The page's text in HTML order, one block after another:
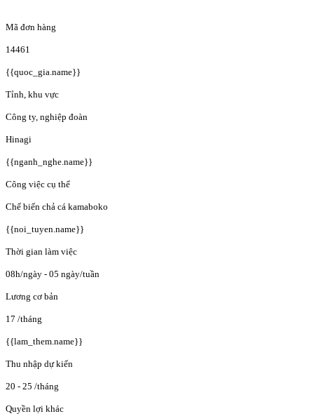
Mã đơn hàng
14461
{{quoc_gia.name}}
Tỉnh, khu vực
Công ty, nghiệp đoàn
Hinagi
{{nganh_nghe.name}}
Công việc cụ thể
Chế biến chả cá kamaboko
{{noi_tuyen.name}}
Thời gian làm việc
08h/ngày - 05 ngày/tuần
Lương cơ bản
17 /tháng
{{lam_them.name}}
Thu nhập dự kiến
20 - 25 /tháng
Quyền lợi khác